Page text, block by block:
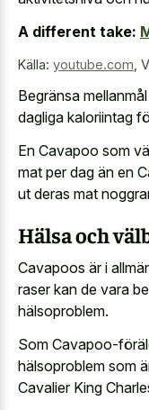
A different take:
Källa: youtube.com
Begränsa
dagliga kaloriintag
En Cavapoo som
mat per dag än en
ut deras mat
Hälsa och
Cavapoos är i
raser kan de vara
hälsoproblem.
Som Cavapoo-
hälsoproblem som
Cavalier King